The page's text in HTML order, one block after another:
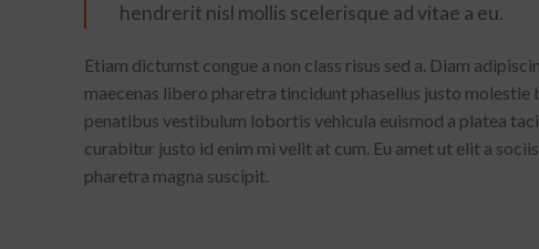
hendrerit nisl mollis scelerisque ad vitae a eu.
Etiam dictumst congue a non class risus sed a. Diam
maecenas libero pharetra tincidunt phasellus justo molestie
penatibus vestibulum lobortis vehicula euismod a platea
curabitur justo id enim mi velit at cum. Eu amet ut elit a
pharetra magna suscipit.